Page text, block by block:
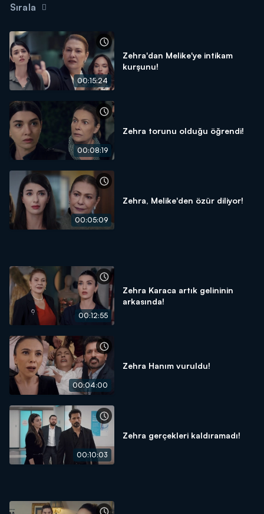
Sırala
00:15:24
Zehra'dan Melike'ye intikam
kurşunu!
00:08:19
Zehra torunu olduğu öğrendi!
00:05:09
Zehra, Melike'den özür diliyor!
00:12:55
Zehra Karaca artık gelininin
arkasında!
00:04:00
Zehra Hanım vuruldu!
00:10:03
Zehra gerçekleri kaldıramadı!